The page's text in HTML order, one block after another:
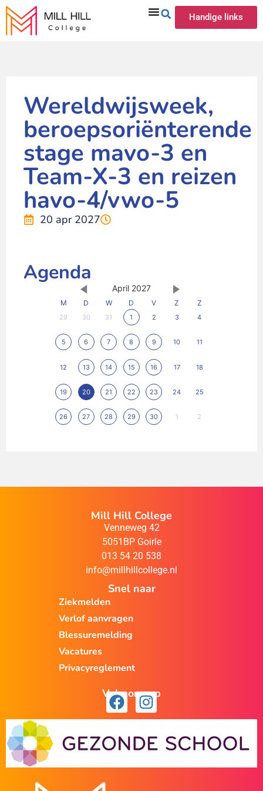
Handige links
Wereldwijsweek,
beroepsoriënterende
stage mavo-3 en
Team-X-3 en reizen
havo-4/vwo-5
20 apr 2027
Agenda
April 2027
M D W D V Z Z
29 30 31 1 2 3 4
5 6 7 8 9 10 11
12 13 14 15 16 17 18
19 20 21 22 23 24 25
26 27 28 29 30 1 2
Mill Hill College
Venneweg 42
5051BP Goirle
013 54 20 538
info@millhillcollege.nl
Snel naar
Ziekmelden
Verlof aanvragen
Blessuremelding
Vacatures
Privacyreglement
Volg ons op